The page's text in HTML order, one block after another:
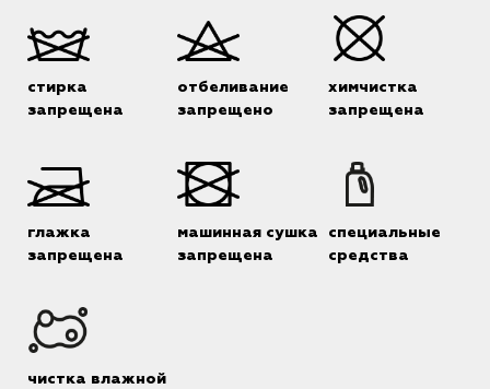
стирка
запрещена
отбеливание
запрещено
химчистка
запрещена
глажка
запрещена
машинная сушка
запрещена
специальные
средства
чистка влажной